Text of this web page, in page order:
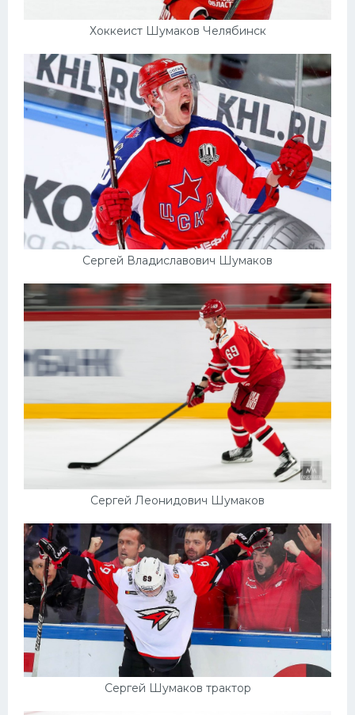
Хоккеист Шумаков Челябинск
Сергей Владиславович Шумаков
Сергей Леонидович Шумаков
Сергей Шумаков трактор